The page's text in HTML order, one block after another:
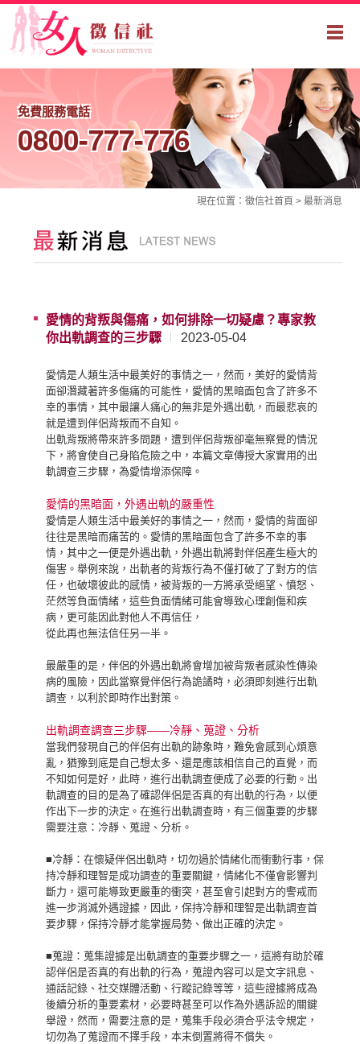
免費服務電話
0800-777-776
現在位置： 徵信社首頁 > 最新消息
愛情的背叛與傷痛，如何排除一切疑慮？專家教
你出軌調查的三步驟
2023-05-04
愛情是人類生活中最美好的事情之一，然而，美好的愛情背
面卻潛藏著許多傷痛的可能性，愛情的黑暗面包含了許多不
幸的事情，其中最讓人痛心的無非是外遇出軌，而最悲哀的
就是遭到伴侶背叛而不自知。
出軌背叛將帶來許多問題，遭到伴侶背叛卻毫無察覺的情況
下，將會使自己身陷危險之中，本篇文章傳授大家實用的出
軌調查三步驟，為愛情增添保障。
愛情的黑暗面，外遇出軌的嚴重性
愛情是人類生活中最美好的事情之一，然而，愛情的背面卻
往往是黑暗而痛苦的。愛情的黑暗面包含了許多不幸的事
情，其中之一便是外遇出軌，外遇出軌將對伴侶產生極大的
傷害。舉例來說，出軌者的背叛行為不僅打破了了對方的信
任，也破壞彼此的感情，被背叛的一方將承受絕望、憤怒、
茫然等負面情緒，這些負面情緒可能會導致心理創傷和疾
病，更可能因此對他人不再信任，
從此再也無法信任另一半。
最嚴重的是，伴侶的外遇出軌將會增加被背叛者感染性傳染
病的風險，因此當察覺伴侶行為詭譎時，必須即刻進行出軌
調查，以利於即時作出對策。
出軌調查調查三步驟——冷靜、蒐證、分析
當我們發現自己的伴侶有出軌的跡象時，難免會感到心煩意
亂，猶豫到底是自己想太多、還是應該相信自己的直覺，而
不知如何是好，此時，進行出軌調查便成了必要的行動。出
軌調查的目的是為了確認伴侶是否真的有出軌的行為，以便
作出下一步的決定。在進行出軌調查時，有三個重要的步驟
需要注意：冷靜、蒐證、分析。
■冷靜：在懷疑伴侶出軌時，切勿過於情緒化而衝動行事，保
持冷靜和理智是成功調查的重要關鍵，情緒化不僅會影響判
斷力，還可能導致更嚴重的衝突，甚至會引起對方的警戒而
進一步消滅外遇證據，因此，保持冷靜和理智是出軌調查首
要步驟，保持冷靜才能掌握局勢、做出正確的決定。
■蒐證：蒐集證據是出軌調查的重要步驟之一，這將有助於確
認伴侶是否真的有出軌的行為，蒐證內容可以是文字訊息、
通話記錄、社交媒體活動、行蹤記錄等等，這些證據將成為
後續分析的重要素材，必要時甚至可以作為外遇訴訟的關鍵
舉證，然而，需要注意的是，蒐集手段必須合乎法令規定，
切勿為了蒐證而不擇手段，本末倒置將得不償失。